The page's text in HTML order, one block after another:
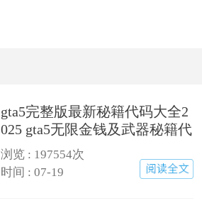
gta5完整版最新秘籍代码大全2
025 gta5无限金钱及武器秘籍代
码汇总
浏览 : 197554次
时间 : 07-19